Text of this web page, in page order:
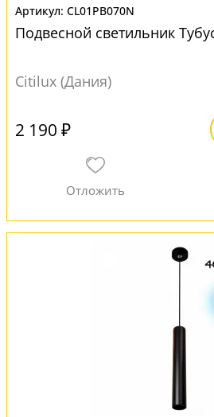
CL01PB070N
Подвесной светильник
Citilux (Дания)
2 190 ₽